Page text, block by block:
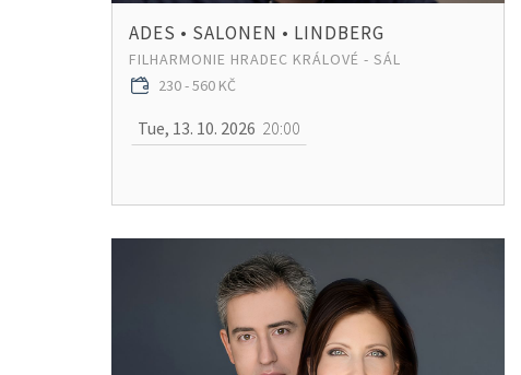
ADES • SALONEN • LINDBERG
FILHARMONIE HRADEC KRÁLOVÉ - SÁL
230 - 560 KČ
Tue, 13. 10. 2026 20:00